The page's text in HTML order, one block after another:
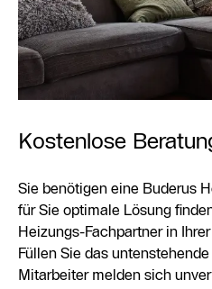
Kostenlose
Sie benötigen eine Buderus
für Sie optimale Lösung
Heizungs-Fachpartner in
Füllen Sie das
Mitarbeiter melden sich